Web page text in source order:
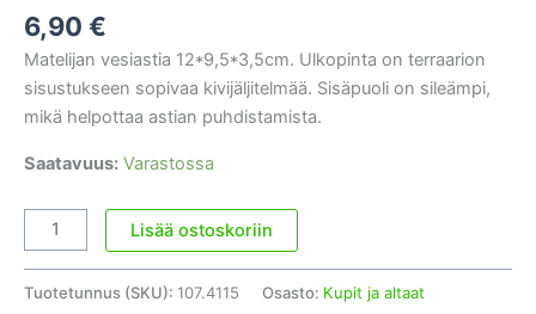
6,90 €
Matelijan vesiastia 12*9,5*3,5cm. Ulkopinta on terraarion
sisustukseen sopivaa kivijäljitelmää. Sisäpuoli on sileämpi,
mikä helpottaa astian puhdistamista.
Saatavuus: Varastossa
Terraarion
vesikuppi
Lisää ostoskoriin
Tuotetunnus (SKU): 107.4115 Osasto: Kupit ja altaat